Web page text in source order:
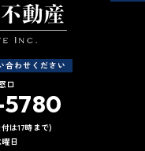
合わせください
口
は17時まで)
日